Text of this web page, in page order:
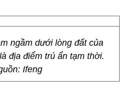
ngầm dưới lòng đất của
địa điểm trú ẩn tạm thời.
Ifeng